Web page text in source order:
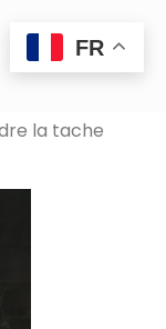
la tache
FR